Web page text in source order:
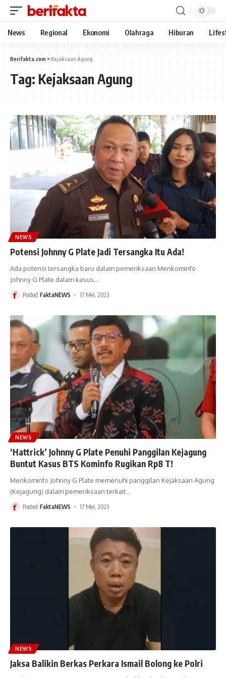
News Regional Ekonomi Olahraga Hiburan
Berifakta.com >Kejaksaan Agung
Tag: Kejaksaan Agung
NEWS
Potensi Johnny G Plate Jadi Tersangka Itu Ada!
Ada potensi tersangka baru dalam pemeriksaan Menkominfo
Johnny G Plate dalam kasus…
Posted FaktaNEWS 17 Mei, 2023
NEWS
‘Hattrick’ Johnny G Plate Penuhi Panggilan Kejagung
Buntut Kasus BTS Kominfo Rugikan Rp8 T!
Menkominfo Johnny G Plate memenuhi panggilan Kejaksaan Agung
(Kejagung) dalam pemeriksaan terkait…
Posted FaktaNEWS 17 Mei, 2023
NEWS
Jaksa Balikin Berkas Perkara Ismail Bolong ke Polri